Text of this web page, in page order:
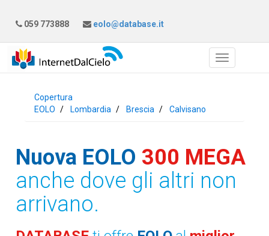
059 773888 eolo@database.it
Copertura
EOLO
Lombardia Brescia Calvisano
Nuova EOLO 300 MEGA
anche dove gli altri non
arrivano.